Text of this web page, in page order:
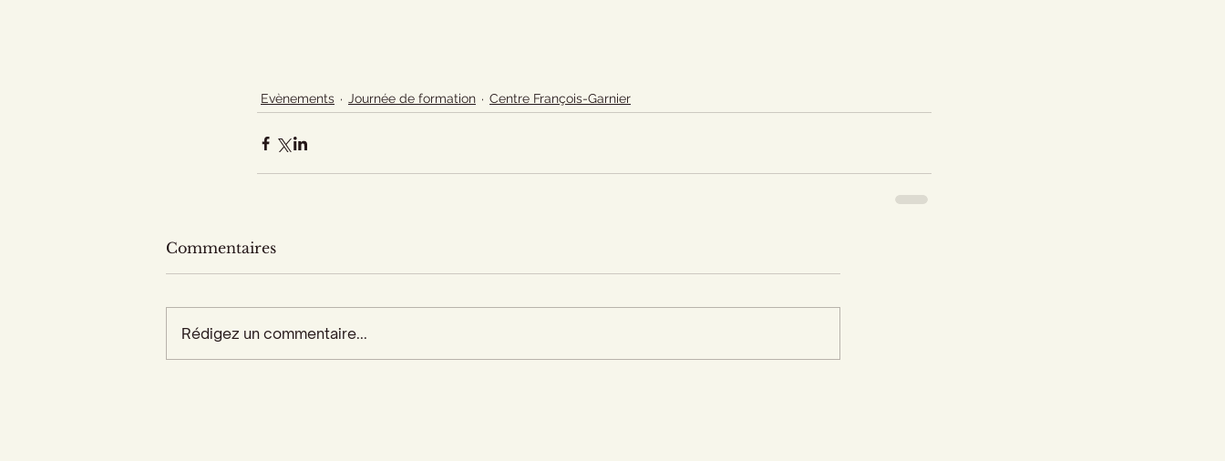
Evènements Journée de formation Centre François-Garnier
Commentaires
Rédigez un commentaire...